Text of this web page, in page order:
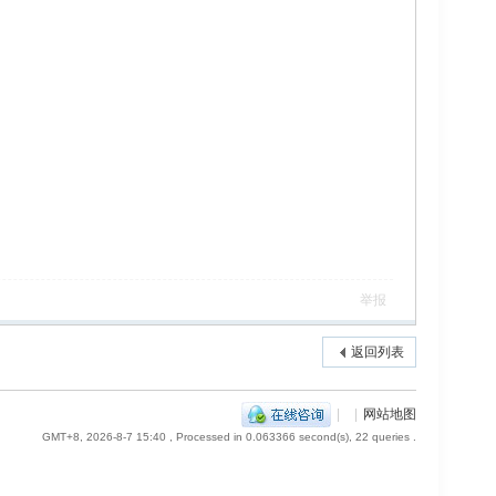
举报
返回列表
| | 网站地图
GMT+8, 2026-8-7 15:40 , Processed in 0.063366 second(s), 22 queries .